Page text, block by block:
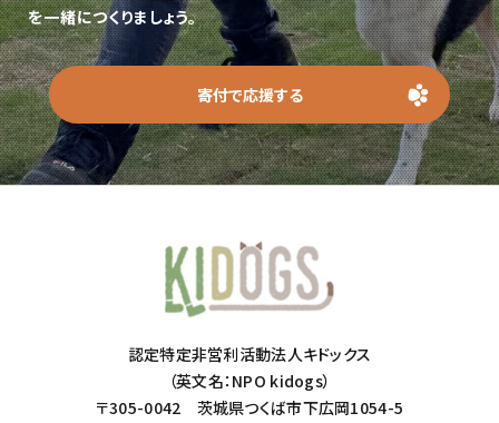
を一緒につくりましょう。
寄付で応援する
認定特定非営利活動法人キドックス
（英文名：NPO kidogs）
〒305-0042 茨城県つくば市下広岡1054-5